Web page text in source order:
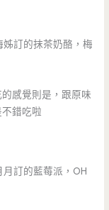
姊訂的抹茶奶酪，梅
感覺則是，跟原味
錯吃啦
月訂的藍莓派，OH